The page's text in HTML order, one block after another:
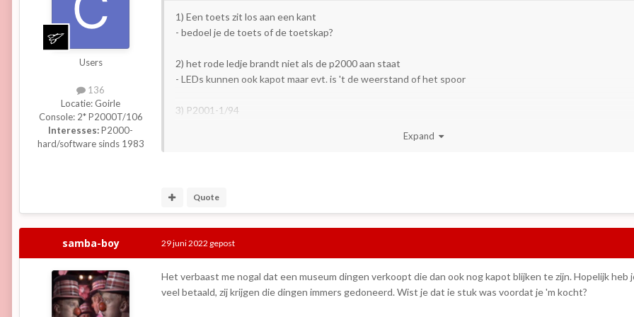
Users
136
Locatie: Goirle
Console: 2* P2000T/106
Interesses:P2000-
hard/software sinds 1983
1) Een toets zit los aan een kant
- bedoel je de toets of de toetskap?
2) het rode ledje brandt niet als de p2000 aan staat
- LEDs kunnen ook kapot maar evt. is 't de weerstand of het spoor
3) P2001-1/94
pen 1: groen
3: GND
4: rood
Expand
Quote
samba-boy 29 juni 2022 gepost
Het verbaast me nogal dat een museum dingen verkoopt die dan ook nog kapot blijken te zijn. Hopelijk heb
veel betaald, zij krijgen die dingen immers gedoneerd. Wist je dat ie stuk was voordat je 'm kocht?